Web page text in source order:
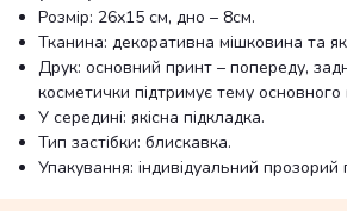
Розмір: 26х15 см, дно – 8см.
Тканина: декоративна мішковина та
Друк: основний принт – попереду,
косметички підтримує тему основного
У середині: якісна підкладка.
Тип застібки: блискавка.
Упакування: індивідуальний прозорий